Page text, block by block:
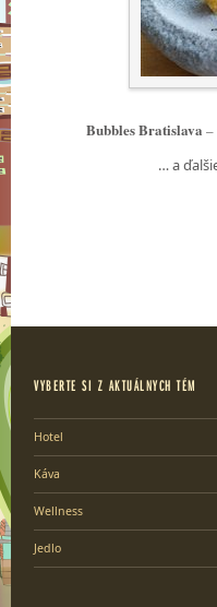
Bubbles Bratislava –
… a
VYBERTE SI Z AKTUÁLNYCH TÉM
Hotel
Káva
Wellness
Jedlo